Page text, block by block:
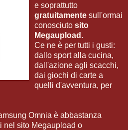
e soprattutto
gratuitamente sull'ormai
conosciuto sito
Megaupload .
Ce ne è per tutti i gusti:
dallo sport alla cucina,
dall'azione agli scacchi,
dai giochi di carte a
quelli d'avventura, per
Omnia è abbastanza
nel sito Megaupload o